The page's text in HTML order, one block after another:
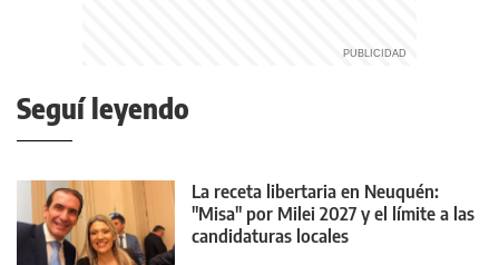
Seguí leyendo
La receta libertaria en Neuquén:
"Misa" por Milei 2027 y el límite a las
candidaturas locales